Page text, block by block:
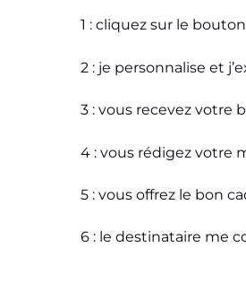
1 : cliquez sur le
2 : je personnalise et
3 : vous recevez votre
4 : vous rédigez votre
5 : vous offrez le bon
6 : le destinataire me